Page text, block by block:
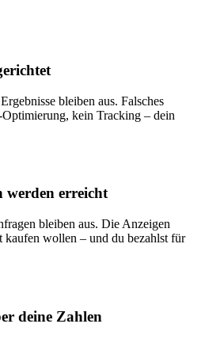
bleiben aus. Falsches
kein Tracking – dein
werden erreicht
bleiben aus. Die Anzeigen
kaufen wollen – und du bezahlst für
deine Zahlen